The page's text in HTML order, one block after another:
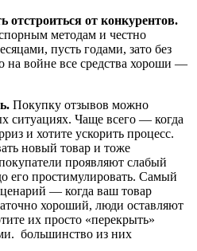
отстроиться от конкурентов.
методам и честно
пусть годами, зато без
на войне все средства хороши —
. Покупку отзывов можно
ситуациях. Чаще всего — когда
и хотите ускорить процесс.
новый товар и тоже
проявляют слабый
его простимулировать. Самый
— когда ваш товар
хороший, люди оставляют
их просто «перекрыть»
большинство из них